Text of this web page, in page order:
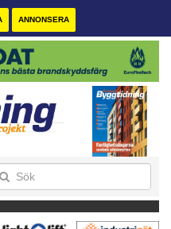
ANNONSERA